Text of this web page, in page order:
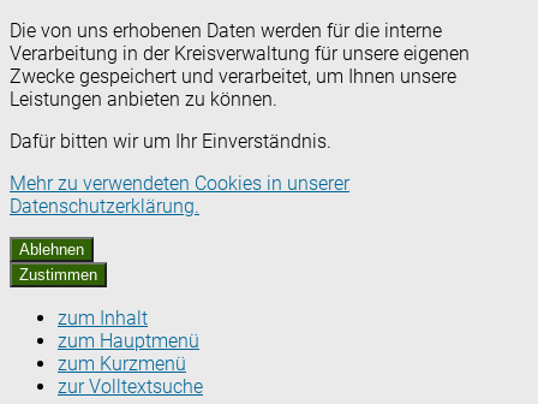
Die von uns erhobenen Daten werden für die interne
Verarbeitung in der Kreisverwaltung für unsere eigenen
Zwecke gespeichert und verarbeitet, um Ihnen unsere
Leistungen anbieten zu können.
Dafür bitten wir um Ihr Einverständnis.
Mehr zu verwendeten Cookies in unserer
Datenschutzerklärung.
Ablehnen
Zustimmen
zum Inhalt
zum Hauptmenü
zum Kurzmenü
zur Volltextsuche